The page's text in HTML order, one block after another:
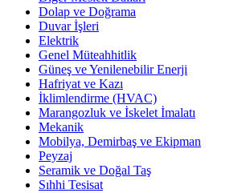
Dolap ve Doğrama
Duvar İşleri
Elektrik
Genel Müteahhitlik
Güneş ve Yenilenebilir Enerji
Hafriyat ve Kazı
İklimlendirme (HVAC)
Marangozluk ve İskelet İmalatı
Mekanik
Mobilya, Demirbaş ve Ekipman
Peyzaj
Seramik ve Doğal Taş
Sıhhi Tesisat